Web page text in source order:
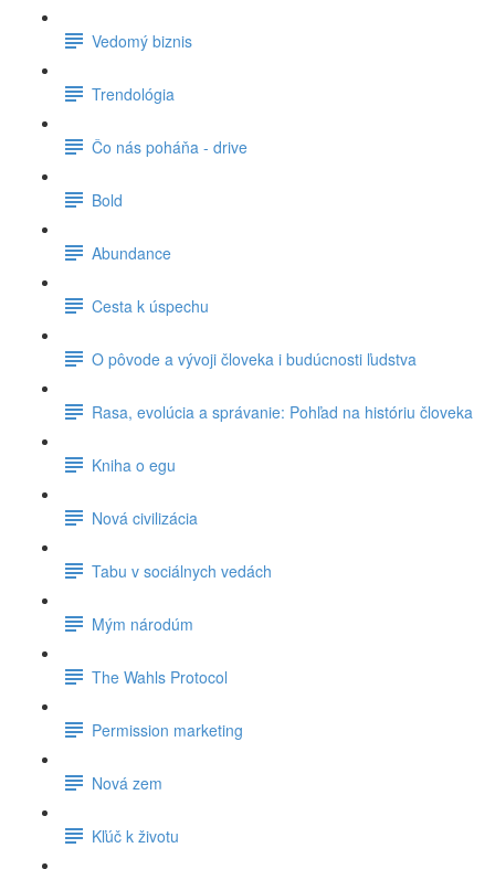
Vedomý biznis
Trendológia
Čo nás poháňa - drive
Bold
Abundance
Cesta k úspechu
O pôvode a vývoji človeka i budúcnosti ľudstva
Rasa, evolúcia a správanie: Pohľad na históriu človeka
Kniha o egu
Nová civilizácia
Tabu v sociálnych vedách
Mým národúm
The Wahls Protocol
Permission marketing
Nová zem
Kľúč k životu